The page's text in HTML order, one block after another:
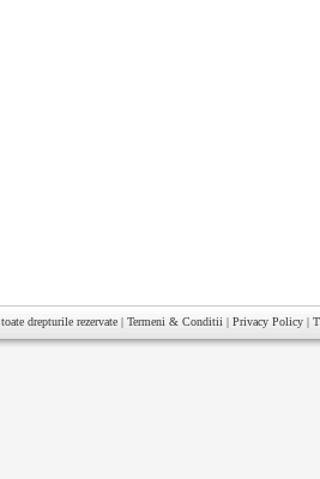
toate drepturile rezervate | Termeni & Conditii | Privacy Policy |